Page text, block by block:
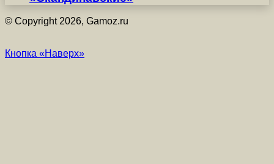
© Copyright 2026, Gamoz.ru
Кнопка «Наверх»